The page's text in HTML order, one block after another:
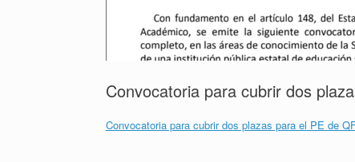
Convocatoria para cubrir dos
Convocatoria para cubrir dos plazas para el PE de